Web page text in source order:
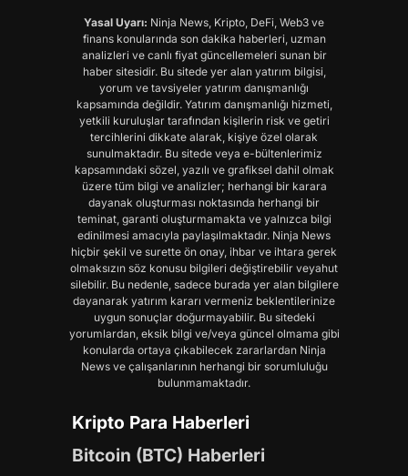
Yasal Uyarı: Ninja News, Kripto, DeFi, Web3 ve
finans konularında son dakika haberleri, uzman
analizleri ve canlı fiyat güncellemeleri sunan bir
haber sitesidir. Bu sitede yer alan yatırım bilgisi,
yorum ve tavsiyeler yatırım danışmanlığı
kapsamında değildir. Yatırım danışmanlığı hizmeti,
yetkili kuruluşlar tarafından kişilerin risk ve getiri
tercihlerini dikkate alarak, kişiye özel olarak
sunulmaktadır. Bu sitede veya e-bültenlerimiz
kapsamındaki sözel, yazılı ve grafiksel dahil olmak
üzere tüm bilgi ve analizler; herhangi bir karara
dayanak oluşturması noktasında herhangi bir
teminat, garanti oluşturmamakta ve yalnızca bilgi
edinilmesi amacıyla paylaşılmaktadır. Ninja News
hiçbir şekil ve surette ön onay, ihbar ve ihtara gerek
olmaksızın söz konusu bilgileri değiştirebilir veyahut
silebilir. Bu nedenle, sadece burada yer alan bilgilere
dayanarak yatırım kararı vermeniz beklentilerinize
uygun sonuçlar doğurmayabilir. Bu sitedeki
yorumlardan, eksik bilgi ve/veya güncel olmama gibi
konularda ortaya çıkabilecek zararlardan Ninja
News ve çalışanlarının herhangi bir sorumluluğu
bulunmamaktadır.
Kripto Para Haberleri
Bitcoin (BTC) Haberleri